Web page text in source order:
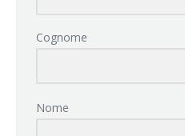
Cognome
Nome